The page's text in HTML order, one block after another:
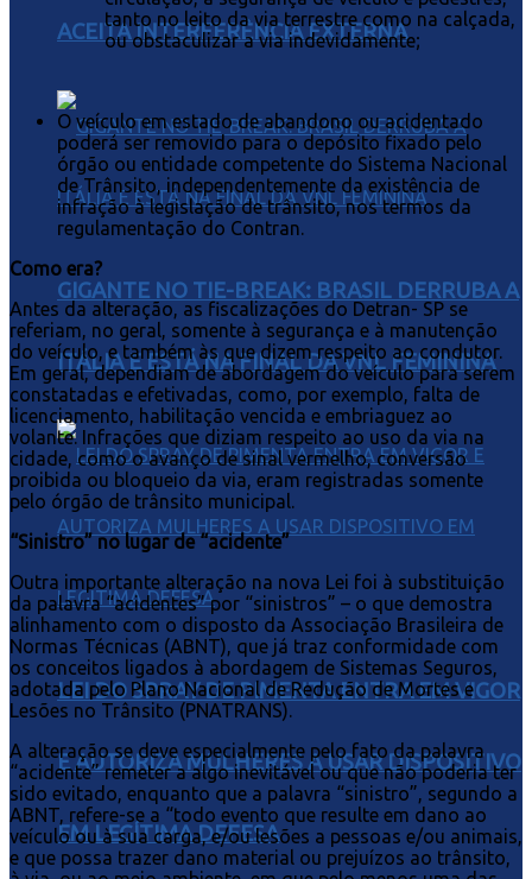
ACEITA INTERFERÊNCIA EXTERNA
GIGANTE NO TIE-BREAK: BRASIL DERRUBA A
ITÁLIA E ESTÁ NA FINAL DA VNL FEMININA
LEI DO SPRAY DE PIMENTA ENTRA EM VIGOR
E AUTORIZA MULHERES A USAR DISPOSITIVO
EM LEGÍTIMA DEFESA
tanto no leito da via terrestre como na calçada,
ou obstaculizar a via indevidamente;
O veículo em estado de abandono ou acidentado
poderá ser removido para o depósito fixado pelo
órgão ou entidade competente do Sistema Nacional
de Trânsito, independentemente da existência de
infração à legislação de trânsito, nos termos da
regulamentação do Contran.
Como era?
Antes da alteração, as fiscalizações do Detran- SP se
referiam, no geral, somente à segurança e à manutenção
do veículo, e também às que dizem respeito ao condutor.
Em geral, dependiam de abordagem do veículo para serem
constatadas e efetivadas, como, por exemplo, falta de
licenciamento, habilitação vencida e embriaguez ao
volante. Infrações que diziam respeito ao uso da via na
cidade, como o avanço de sinal vermelho, conversão
proibida ou bloqueio da via, eram registradas somente
pelo órgão de trânsito municipal.
“Sinistro” no lugar de “acidente”
Outra importante alteração na nova Lei foi à substituição
da palavra “acidentes” por “sinistros” – o que demostra
alinhamento com o disposto da Associação Brasileira de
Normas Técnicas (ABNT), que já traz conformidade com
os conceitos ligados à abordagem de Sistemas Seguros,
adotada pelo Plano Nacional de Redução de Mortes e
Lesões no Trânsito (PNATRANS).
A alteração se deve especialmente pelo fato da palavra
“acidente” remeter a algo inevitável ou que não poderia ter
sido evitado, enquanto que a palavra “sinistro”, segundo a
ABNT, refere-se a “todo evento que resulte em dano ao
veículo ou à sua carga, e/ou lesões a pessoas e/ou animais,
e que possa trazer dano material ou prejuízos ao trânsito,